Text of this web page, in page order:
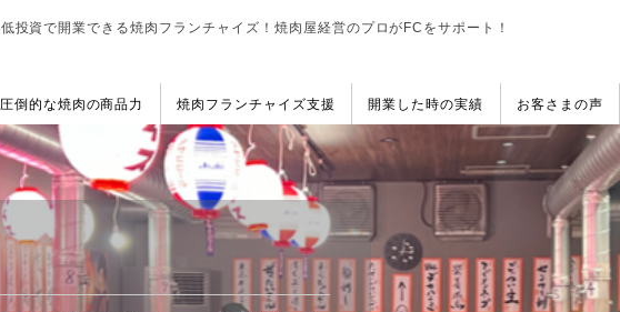
低投資で開業できる焼肉フランチャイズ！ 焼肉屋経営のプロがFCをサポート！
圧倒的な焼肉の商品力 焼肉フランチャイズ支援 開業した時の実績 お客さまの声